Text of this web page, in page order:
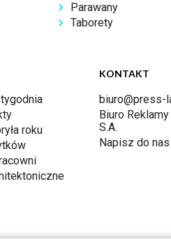
Parawany
Taborety
roku
KONTAKT
biuro@press-
Biuro
S.A.
Napisz do nas